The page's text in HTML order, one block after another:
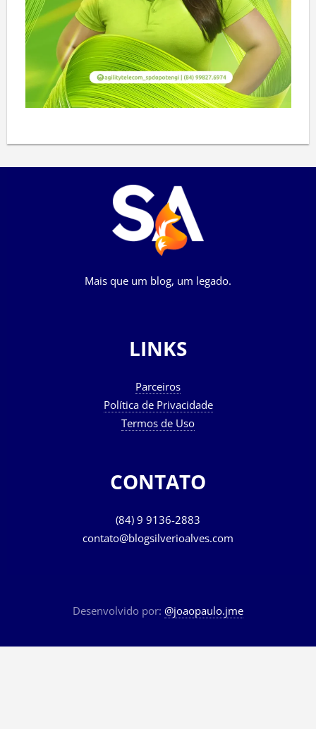
Mais que um blog, um legado.
LINKS
Parceiros
Política de Privacidade
Termos de Uso
CONTATO
(84) 9 9136-2883
contato@blogsilverioalves.com
Desenvolvido por: @joaopaulo.jme